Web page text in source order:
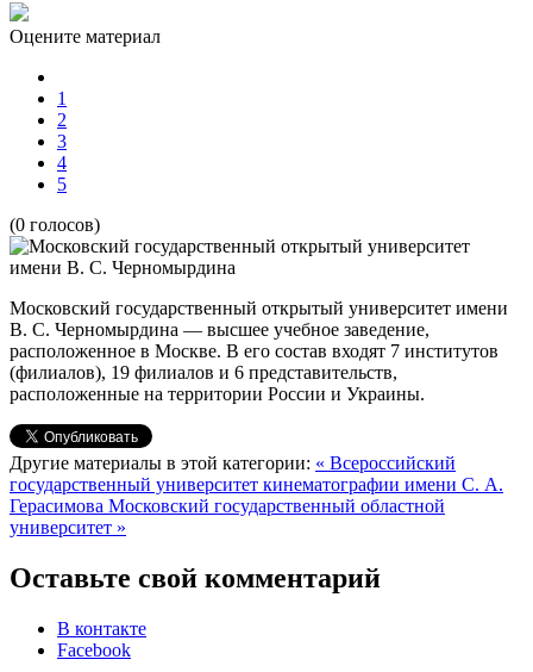
Оцените материал
1
2
3
4
5
(0 голосов)
Московский государственный открытый университет имени
В. С. Черномырдина — высшее учебное заведение,
расположенное в Москве. В его состав входят 7 институтов
(филиалов), 19 филиалов и 6 представительств,
расположенные на территории России и Украины.
Другие материалы в этой категории: « Всероссийский
государственный университет кинематографии имени С. А.
Герасимова Московский государственный областной
университет »
Оставьте свой комментарий
В контакте
Facebook